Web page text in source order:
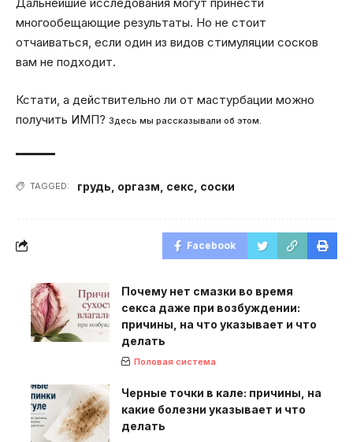
многообещающие результаты. Но не стоит
отчаиваться, если один из видов стимуляции сосков
вам не подходит.
Кстати, а действительно ли от мастурбации можно
получить ИМП? Здесь мы рассказывали об этом.
TAGGED: грудь оргазм секс соски
Facebook
Почему нет смазки во время
секса даже при возбуждении:
причины, на что указывает и что
делать
Половая система
Черные точки в кале: причины, на
какие болезни указывает и что
делать